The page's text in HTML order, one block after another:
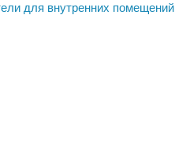
для внутренних помещений